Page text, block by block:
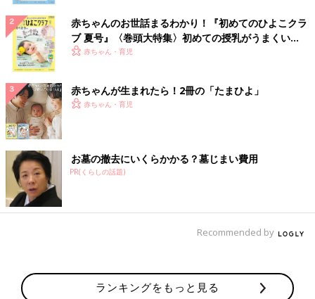
赤ちゃんのお世話まるわかり！『初めてのひよこクラ
ブ 夏号』〈巻頭大特集〉初めての授乳がうまくい
く！ おっぱい・ミルクの基本と夏のトラブル 解決テ
赤ちゃん・育児
赤ちゃんが生まれたら！2冊の「たまひよ」
赤ちゃん・育児
お墓の撤去にいくらかかる？墓じまい費用
PR(くらしの話題)
Recommended by
ランキングをもっと見る